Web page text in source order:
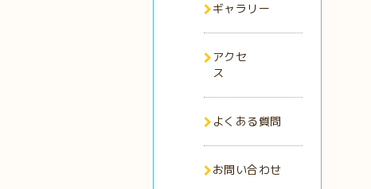
ギャラリー
アクセ
ス
よくある質問
お問い合わせ